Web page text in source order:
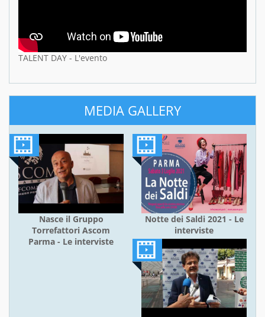
TALENT DAY - L'evento
MEDIA GALLERY
Nasce il Gruppo
Torrefattori Ascom
Parma - Le interviste
Notte dei Saldi 2021 - Le
interviste